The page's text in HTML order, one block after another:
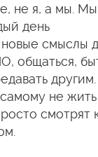
не я, а мы. Мы
день
смыслы
общаться,
другим.
не
смотрят